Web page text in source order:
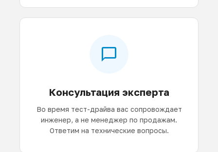
Консультация эксперта
Во время тест-драйва вас сопровождает
инженер, а не менеджер по продажам.
Ответим на технические вопросы.